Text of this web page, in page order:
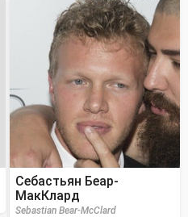
Себастьян Беар-
МакКлард
Sebastian Bear-McClard